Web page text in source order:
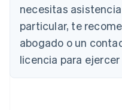
necesitas
particular, te
abogado o un
licencia para
Canadá
China continental
简体中文 English
Chipre
English
Croacia